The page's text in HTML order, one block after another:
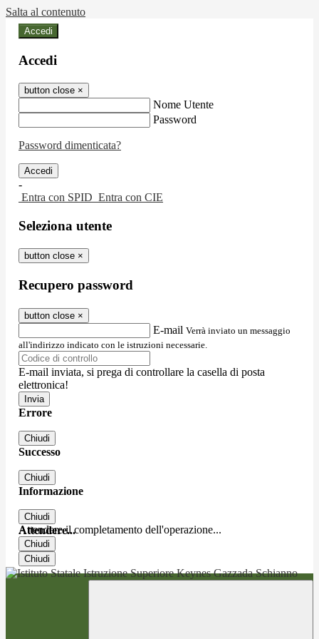
Salta al contenuto
Accedi
Accedi
button close ×
Nome Utente
Password
Password dimenticata?
-
Entra con SPID Entra con CIE
Seleziona utente
button close ×
Recupero password
button close ×
E-mail Verrà inviato un messaggio
all'indirizzo indicato con le istruzioni necessarie.
E-mail inviata, si prega di controllare la casella di posta
elettronica!
Errore
Chiudi
Successo
Chiudi
Informazione
Chiudi
Attendere...
Attendere il completamento dell'operazione...
Chiudi
Chiudi